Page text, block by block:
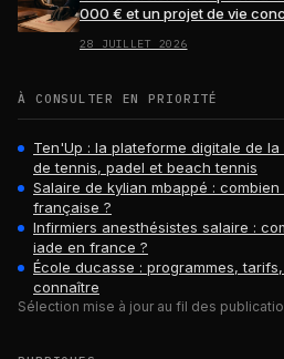
000 € et un projet de vie
28 JUILLET 2026
À CONSULTER EN PRIORITÉ
Ten'Up : la plateforme digitale de
de tennis, padel et beach tennis
Salaire de kylian mbappé :
française ?
Infirmiers anesthésistes salaire :
iade en france ?
École ducasse : programmes,
connaître
Sélection mise à jour au fil des